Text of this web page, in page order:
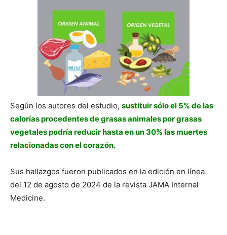
Según los autores del estudio, sustituir sólo el 5% de las
calorías procedentes de grasas animales por grasas
vegetales podría reducir hasta en un 30% las muertes
relacionadas con el corazón.
Sus hallazgos fueron publicados en la edición en línea
del 12 de agosto de 2024 de la revista JAMA Internal
Medicine.